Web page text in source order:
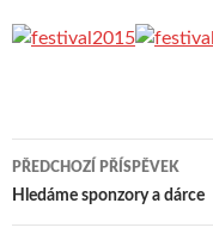
Navigace
pro
PŘEDCHOZÍ PŘÍSPĚVEK
Hledáme sponzory a dárce